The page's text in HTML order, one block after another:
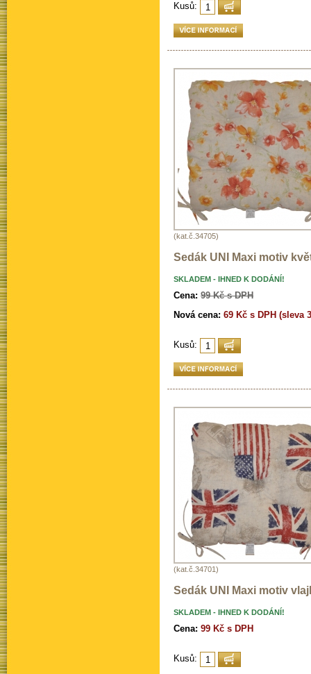
Kusů:
(kat.č.34705)
Sedák UNI Maxi motiv
SKLADEM - IHNED K DODÁNÍ!
Cena: 99 Kč s DPH
Nová cena: 69 Kč s DPH (sleva
Kusů:
(kat.č.34701)
Sedák UNI Maxi motiv
SKLADEM - IHNED K DODÁNÍ!
Cena: 99 Kč s DPH
Kusů: